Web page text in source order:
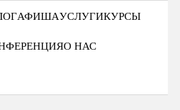
АФИШАУСЛУГИКУРСЫ
О НАС
Портфолио